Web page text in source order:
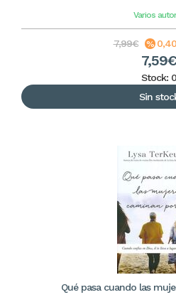
Varios
7,99€
7,59€
Stock: 0
Sin
Qué pasa cuando las